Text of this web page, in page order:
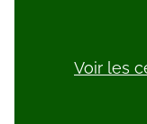
Voir les